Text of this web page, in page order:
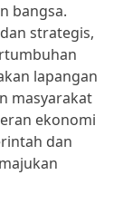
bangsa.
strategis,
lapangan
masyarakat
ekonomi
dan